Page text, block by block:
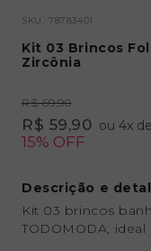
SKU. 78783401
Kit 03 Brincos
Zircônia
R$ 69,90
R$ 59,90 ou4x de
15% OFF
Descrição e
Kit 03 brincos
TODOMODA,